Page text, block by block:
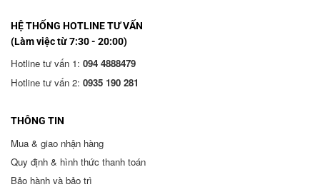
HỆ THỐNG HOTLINE TƯ VẤN
(Làm việc từ 7:30 - 20:00)
Hotline tư vấn 1: 094 4888479
Hotline tư vấn 2: 0935 190 281
THÔNG TIN
Mua & giao nhận hàng
Quy định & hình thức thanh toán
Bảo hành và bảo trì